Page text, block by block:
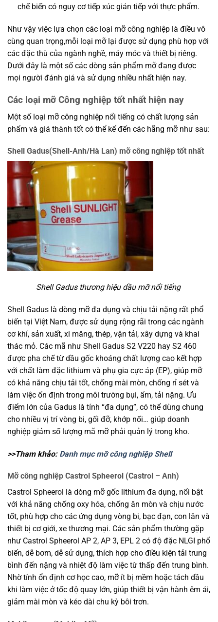
chế biến có nguy cơ tiếp xúc gián tiếp với thực phẩm.
Như vậy việc lựa chọn các loại mỡ công nghiệp là điều vô
cùng quan trọng,mỗi loại mỡ lại được sử dụng phù hợp với
các đặc thù của ngành nghề, máy móc và thiết bị riêng.
Dưới đây là một số các dòng sản phẩm mỡ đang được
mọi người đánh giá và sử dụng nhiều nhất hiện nay.
Các loại mỡ Công nghiệp tốt nhất hiện nay
Một số loại mỡ công nghiệp nổi tiếng có chất lượng sản
phẩm và giá thành tốt có thể kể đến các hãng mỡ như sau:
Shell Gadus(Shell-Anh/Hà Lan) mỡ công nghiệp tốt nhất
Shell Gadus thương hiệu dầu mỡ nổi tiếng
Shell Gadus là dòng mỡ đa dụng và chịu tải nặng rất phổ
biến tại Việt Nam, được sử dụng rộng rãi trong các ngành
cơ khí, sản xuất, xi măng, thép, vận tải, xây dựng và khai
thác mỏ. Các mã như Shell Gadus S2 V220 hay S2 460
được pha chế từ dầu gốc khoáng chất lượng cao kết hợp
với chất làm đặc lithium và phụ gia cực áp (EP), giúp mỡ
có khả năng chịu tải tốt, chống mài mòn, chống rỉ sét và
làm việc ổn định trong môi trường bụi, ẩm, tải nặng. Ưu
điểm lớn của Gadus là tính “đa dụng”, có thể dùng chung
cho nhiều vị trí vòng bi, gối đỡ, khớp nối… giúp doanh
nghiệp giảm số lượng mã mỡ phải quản lý trong kho.
>>Tham khảo: Danh mục mỡ công nghiệp Shell
Mỡ công nghiệp Castrol Spheerol (Castrol – Anh)
Castrol Spheerol là dòng mỡ gốc lithium đa dụng, nổi bật
với khả năng chống oxy hóa, chống ăn mòn và chịu nước
tốt, phù hợp cho các ứng dụng vòng bi, bạc đạn, con lăn và
thiết bị cơ giới, xe thương mại. Các sản phẩm thường gặp
như Castrol Spheerol AP 2, AP 3, EPL 2 có độ đặc NLGI phổ
biến, dễ bơm, dễ sử dụng, thích hợp cho điều kiện tải trung
bình đến nặng và nhiệt độ làm việc từ thấp đến trung bình.
Nhờ tính ổn định cơ học cao, mỡ ít bị mềm hoặc tách dầu
khi làm việc ở tốc độ quay lớn, giúp thiết bị vận hành êm ái,
giảm mài mòn và kéo dài chu kỳ bôi trơn.